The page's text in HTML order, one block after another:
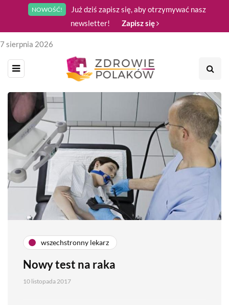
NOWOŚĆ!
Już dziś zapisz się, aby otrzymywać nasz
newsletter!
Zapisz się
7 sierpnia 2026
wszechstronny lekarz
Nowy test na raka
10 listopada 2017